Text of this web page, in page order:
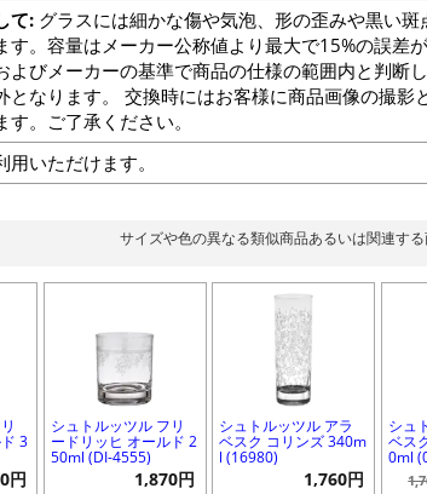
て:グラスには細かな傷や気泡、形の歪みや黒い斑
す。容量はメーカー公称値より最大で15%の誤差
よびメーカーの基準で商品の仕様の範囲内と判断
となります。 交換時にはお客様に商品画像の撮影
。ご了承ください。
いただけます。
サイズや色の異なる類似商品あるいは関連す
3
円
シュトルッツル フリ
ードリッヒ オールド 2
50ml (DI-4555)
1,870円
シュトルッツル アラ
ベスク コリンズ 340m
l (16980)
1,760円
シュ
ベス
0ml